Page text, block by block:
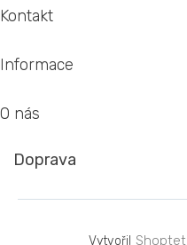
á
t
Kontakt
Informace
O nás
Doprava
Shoptet